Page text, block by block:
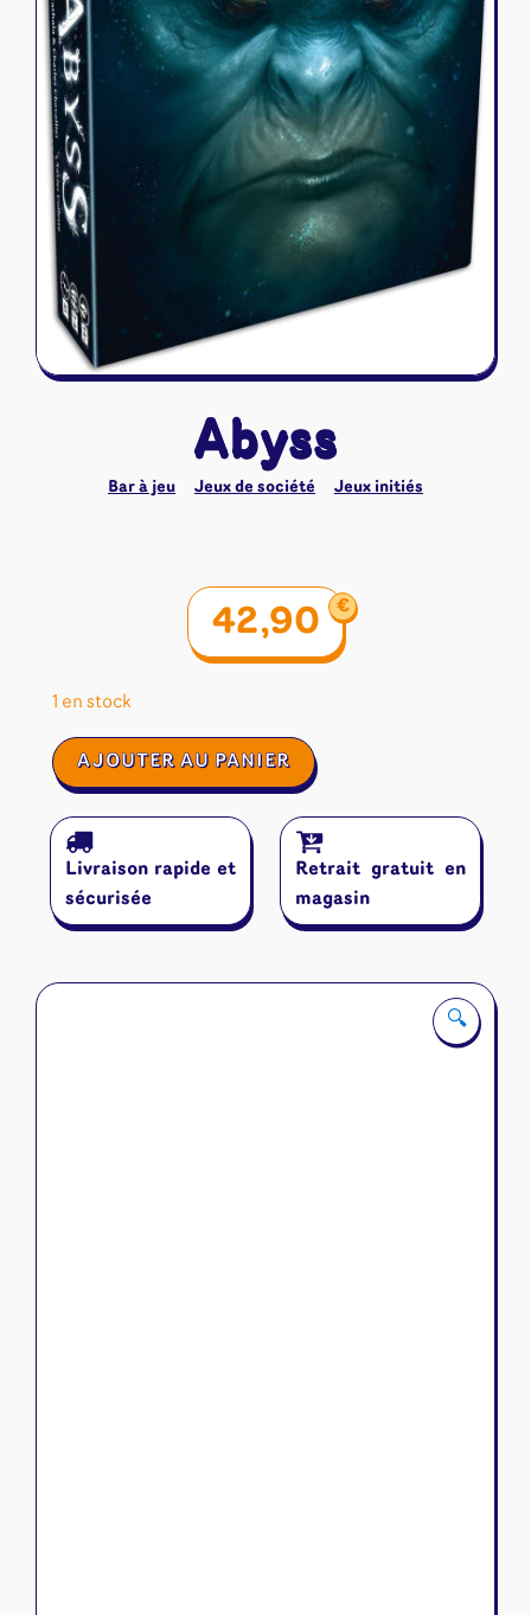
Naruto Mythos
Autres
Tapis de jeu
🔍
Abyss
Bar à jeu Jeux de société Jeux initiés
42,90 €
1 en stock
quantité
de
AJOUTER AU PANIER
Livraison rapide et
sécurisée
Retrait gratuit en
magasin